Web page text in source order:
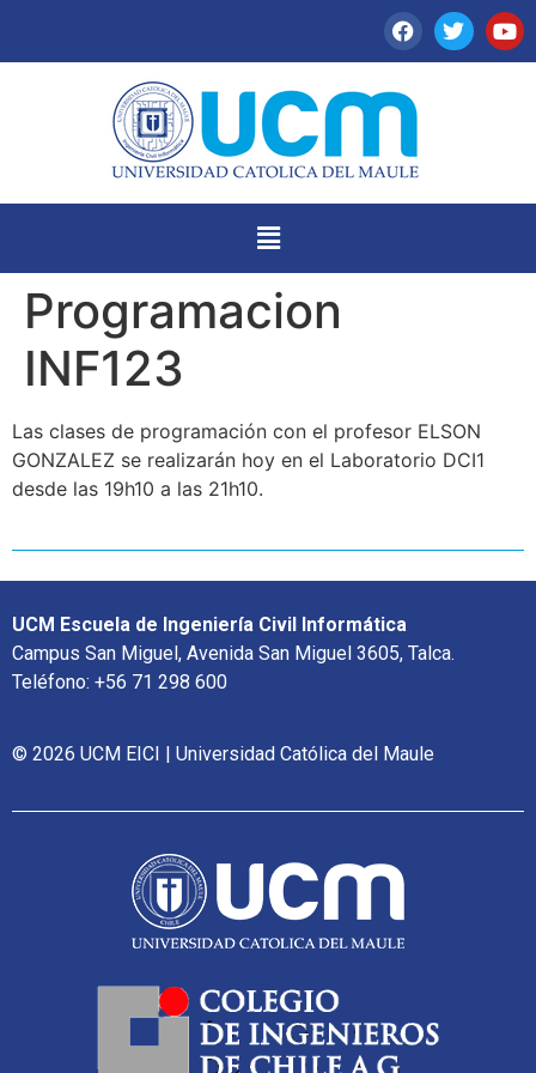
Programacion
INF123
Las clases de programación con el profesor ELSON
GONZALEZ se realizarán hoy en el Laboratorio DCI1
desde las 19h10 a las 21h10.
UCM Escuela de Ingeniería Civil Informática
Campus San Miguel, Avenida San Miguel 3605, Talca.
Teléfono: +56 71 298 600
© 2026 UCM EICI | Universidad Católica del Maule